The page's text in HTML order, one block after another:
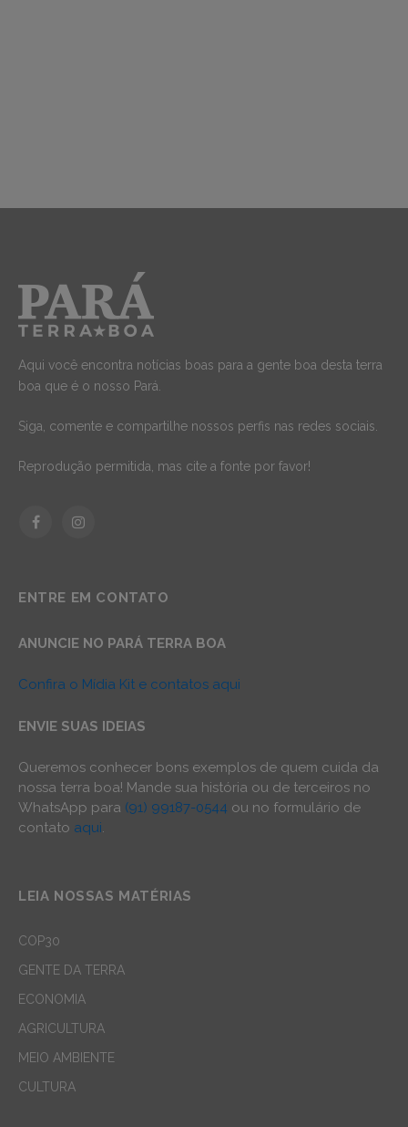
Aqui você encontra notícias boas para a gente boa desta terra
boa que é o nosso Pará.
Siga, comente e compartilhe nossos perfis nas redes sociais.
Reprodução permitida, mas cite a fonte por favor!
FacebookInstagram
ENTRE EM CONTATO
ANUNCIE NO PARÁ TERRA BOA
Confira o Mídia Kit e contatos aqui
ENVIE SUAS IDEIAS
Queremos conhecer bons exemplos de quem cuida da
nossa terra boa! Mande sua história ou de terceiros no
WhatsApp para (91) 99187-0544 ou no formulário de
contato aqui.
LEIA NOSSAS MATÉRIAS
COP30
GENTE DA TERRA
ECONOMIA
AGRICULTURA
MEIO AMBIENTE
CULTURA